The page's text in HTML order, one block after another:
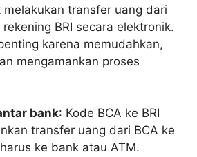
transfer uang dari
BRI secara elektronik.
karena memudahkan,
mengamankan proses
bank: Kode BCA ke BRI
transfer uang dari BCA ke
ke bank atau ATM.